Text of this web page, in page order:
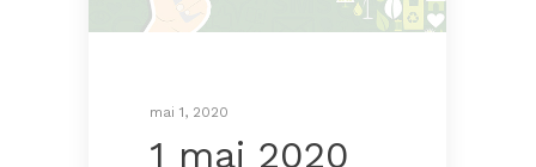
mai 1, 2020
1 mai 2020